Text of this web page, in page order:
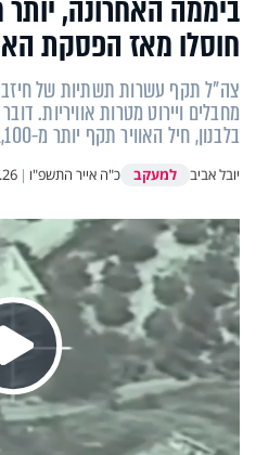
חוסלו מאז הפסקת
צה"ל תקף עשרות תשתיות של
מחבלים ויירוט מטרות אוויריות.
בלבנון, חיל האוויר תקף יותר מ-1,100 מטרות טרור של חיזבאללה"
יובל אביב למעקב כ"ה אייר התשפ"ו |
Play